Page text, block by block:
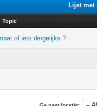
Lijst met
Topic
of iets dergelijks ?